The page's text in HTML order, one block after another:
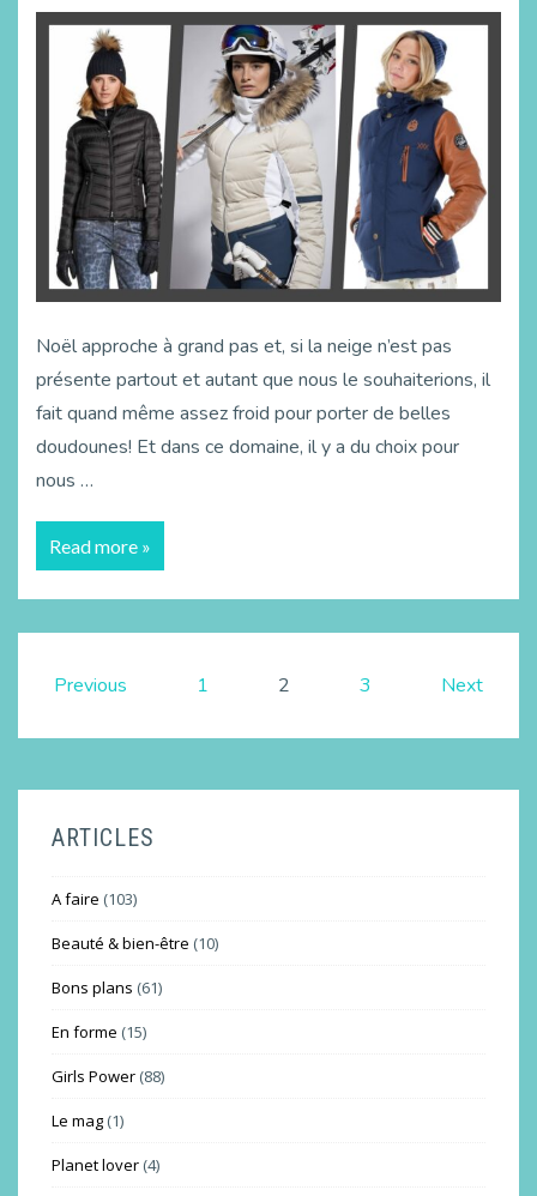
Noël approche à grand pas et, si la neige n’est pas
présente partout et autant que nous le souhaiterions, il
fait quand même assez froid pour porter de belles
doudounes! Et dans ce domaine, il y a du choix pour
nous …
Read more »
Previous 1 2 3 Next
ARTICLES
A faire (103)
Beauté & bien-être (10)
Bons plans (61)
En forme (15)
Girls Power (88)
Le mag (1)
Planet lover (4)